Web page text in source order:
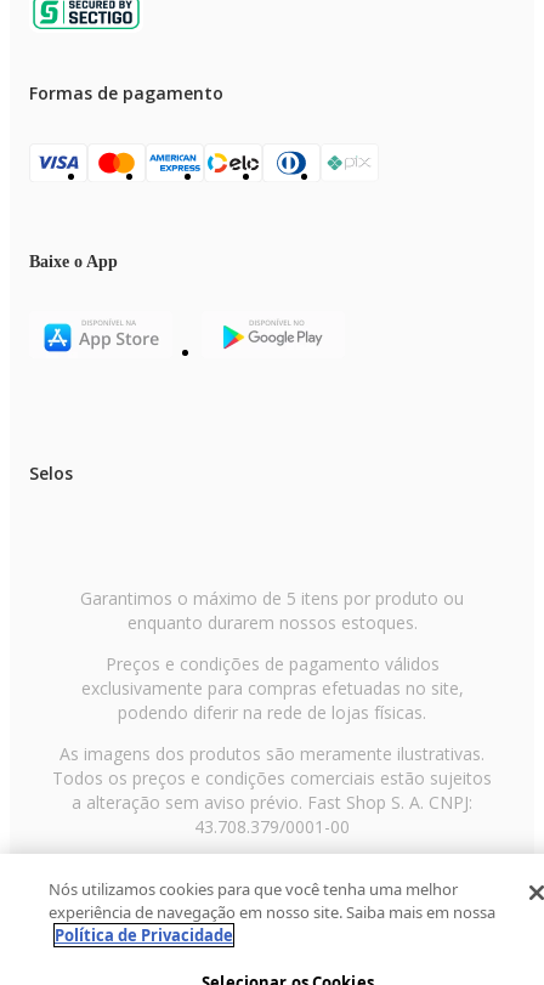
Formas de pagamento
Baixe o App
Selos
Garantimos o máximo de 5 itens por produto ou
enquanto durarem nossos estoques.
Preços e condições de pagamento válidos
exclusivamente para compras efetuadas no site,
podendo diferir na rede de lojas físicas.
As imagens dos produtos são meramente ilustrativas.
Todos os preços e condições comerciais estão sujeitos
a alteração sem aviso prévio. Fast Shop S. A. CNPJ:
43.708.379/0001-00
Paulo/SP, CEP 02029-001, Telefone: 11 3003-3728 ©
2013 Fast Shop - Todos os direitos reservadosRF
Nós utilizamos cookies para que você tenha uma melhor
experiência de navegação em nosso site. Saiba mais em nossa
Política de Privacidade